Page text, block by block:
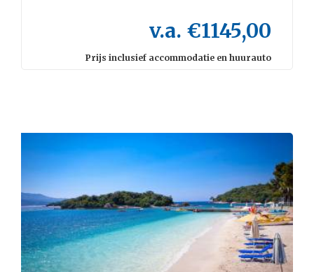
v.a. €1145,00
Prijs inclusief accommodatie en huurauto